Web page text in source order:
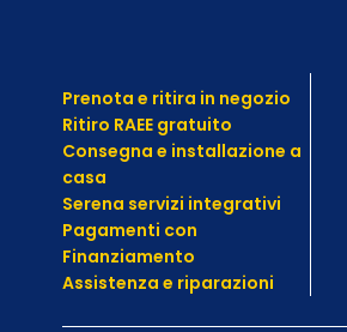
Prenota e ritira in negozio
Ritiro RAEE gratuito
Consegna e installazione a
casa
Serena servizi integrativi
Pagamenti con
Finanziamento
Assistenza e riparazioni